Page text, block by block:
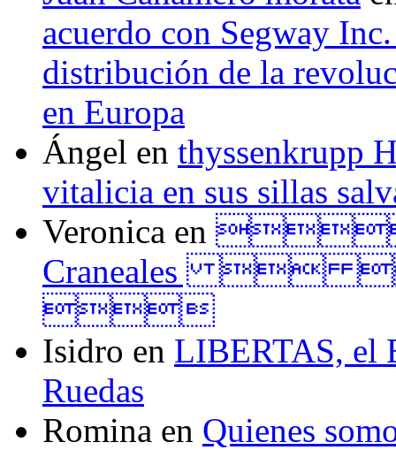
acuerdo con Segway
distribución de la
en Europa
Ángel en thyssenkrupp
vitalicia en sus sillas
Veronica en
Craneales 

Isidro en LIBERTAS, el
Ruedas
Romina en Quienes